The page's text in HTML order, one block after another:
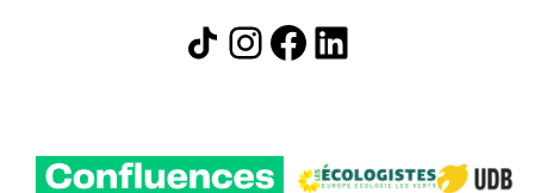
Icône de partage
Instagram
Facebook
LinkedIn